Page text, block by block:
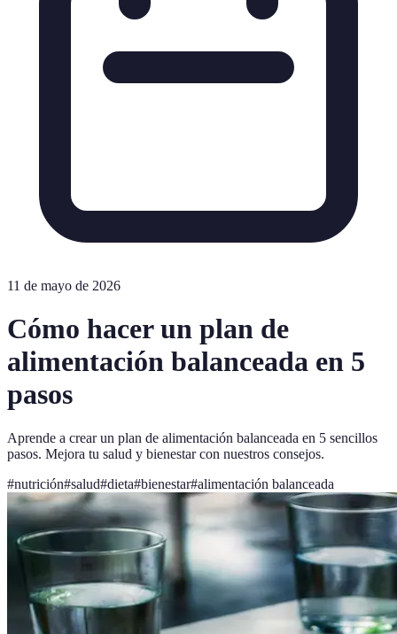
11 de mayo de 2026
Cómo hacer un plan de
alimentación balanceada en 5
pasos
Aprende a crear un plan de alimentación balanceada en 5 sencillos
pasos. Mejora tu salud y bienestar con nuestros consejos.
#nutrición#salud#dieta#bienestar#alimentación balanceada